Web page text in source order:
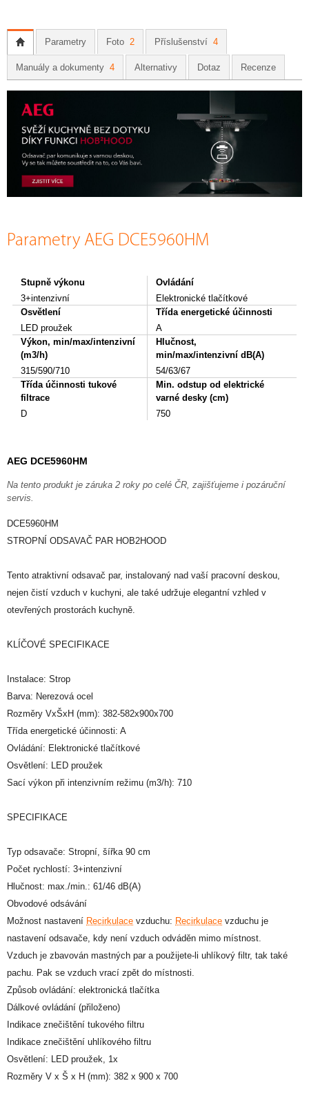
Parametry Foto 2 Příslušenství 4
Manuály a dokumenty 4 Alternativy Dotaz Recenze
Parametry AEG DCE5960HM
Stupně výkonu
3+intenzivní
Ovládání
Elektronické tlačítkové
Osvětlení
LED proužek
Třída energetické účinnosti
A
Výkon, min/max/intenzivní
(m3/h)
315/590/710
Hlučnost,
min/max/intenzivní dB(A)
54/63/67
Třída účinnosti tukové
filtrace
D
Min. odstup od elektrické
varné desky (cm)
750
AEG DCE5960HM
Na tento produkt je záruka 2 roky po celé ČR, zajišťujeme i pozáruční
servis.
DCE5960HM
STROPNÍ ODSAVAČ PAR HOB2HOOD
Tento atraktivní odsavač par, instalovaný nad vaší pracovní deskou,
nejen čistí vzduch v kuchyni, ale také udržuje elegantní vzhled v
otevřených prostorách kuchyně.
KLÍČOVÉ SPECIFIKACE
Instalace: Strop
Barva: Nerezová ocel
Rozměry VxŠxH (mm): 382-582x900x700
Třída energetické účinnosti: A
Ovládání: Elektronické tlačítkové
Osvětlení: LED proužek
Sací výkon při intenzivním režimu (m3/h): 710
SPECIFIKACE
Typ odsavače: Stropní, šířka 90 cm
Počet rychlostí: 3+intenzivní
Hlučnost: max./min.: 61/46 dB(A)
Obvodové odsávání
Možnost nastavení Recirkulace vzduchu: Recirkulace vzduchu je
nastavení odsavače, kdy není vzduch odváděn mimo místnost.
Vzduch je zbavován mastných par a použijete-li uhlíkový filtr, tak také
pachu. Pak se vzduch vrací zpět do místnosti.
Způsob ovládání: elektronická tlačítka
Dálkové ovládání (přiloženo)
Indikace znečištění tukového filtru
Indikace znečištění uhlíkového filtru
Osvětlení: LED proužek, 1x
Rozměry V x Š x H (mm): 382 x 900 x 700